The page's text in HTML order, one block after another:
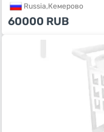
Russia,Кемерово
60000 RUB